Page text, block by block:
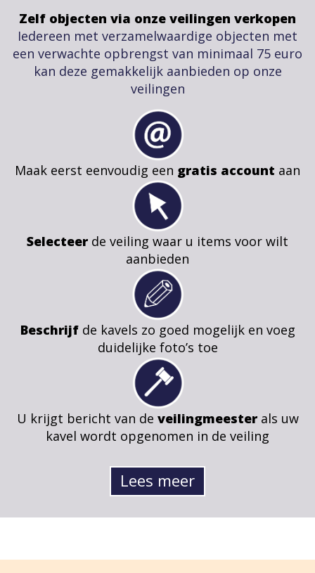
Zelf objecten via onze veilingen verkopen
Iedereen met verzamelwaardige objecten met
een verwachte opbrengst van minimaal 75 euro
kan deze gemakkelijk aanbieden op onze
veilingen
Maak eerst eenvoudig een gratis account aan
Selecteer de veiling waar u items voor wilt
aanbieden
Beschrijfde kavels zo goed mogelijk en voeg
duidelijke foto’s toe
U krijgt bericht van de veilingmeesterals uw
kavel wordt opgenomen in de veiling
Lees meer